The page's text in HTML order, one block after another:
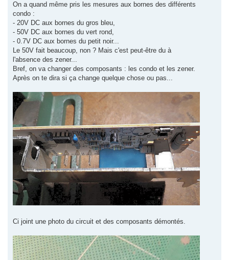
On a quand même pris les mesures aux bornes des différents
condo :
- 20V DC aux bornes du gros bleu,
- 50V DC aux bornes du vert rond,
- 0.7V DC aux bornes du petit noir...
Le 50V fait beaucoup, non ? Mais c'est peut-être du à
l'absence des zener...
Bref, on va changer des composants : les condo et les zener.
Après on te dira si ça change quelque chose ou pas...
Ci joint une photo du circuit et des composants démontés.